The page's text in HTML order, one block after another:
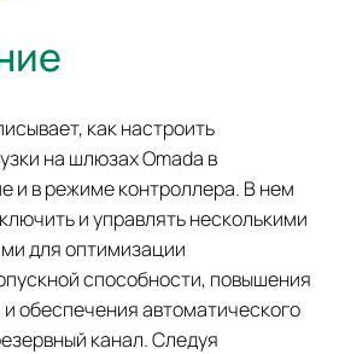
как настроить
на шлюзах Omada в
и в режиме контроллера. В нем
и управлять несколькими
для оптимизации
способности, повышения
обеспечения автоматического
канал. Следуя